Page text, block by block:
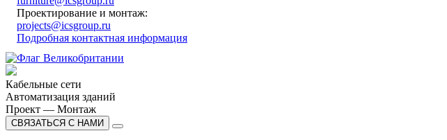
Проектирование и монтаж:
projects@icsgroup.ru
Подробная контактная информация
Кабельные сети
Автоматизация зданий
Проект — Монтаж
СВЯЗАТЬСЯ С НАМИ